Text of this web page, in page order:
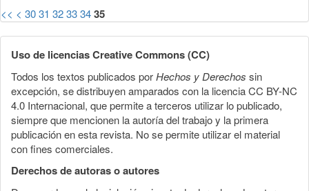
<< < 3031 32333435
Uso de licencias Creative Commons (CC)
Todos los textos publicados porHechos y Derechos sin
excepción, se distribuyen amparados con la licencia CC BY-NC
4.0 Internacional, que permite a terceros utilizar lo publicado,
siempre que mencionen la autoría del trabajo y la primera
publicación en esta revista. No se permite utilizar el material
con fines comerciales.
Derechos de autoras o autores